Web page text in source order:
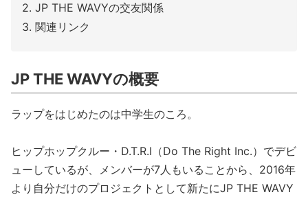
JP THE WAVYの交友関係
関連リンク
JP THE WAVYの概要
ラップをはじめたのは中学生のころ。
ヒップホップクルー・D.T.R.I（Do The Right Inc.）でデビ
ューしているが、メンバーが7人もいることから、2016年
より自分だけのプロジェクトとして新たにJP THE WAVY